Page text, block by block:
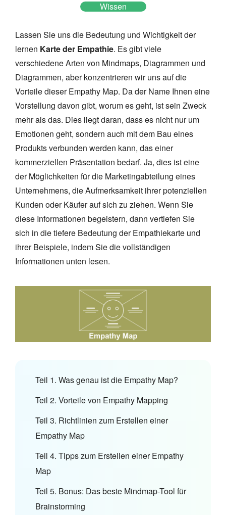
Wissen
Lassen Sie uns die Bedeutung und Wichtigkeit der
lernen Karte der Empathie. Es gibt viele
verschiedene Arten von Mindmaps, Diagrammen und
Diagrammen, aber konzentrieren wir uns auf die
Vorteile dieser Empathy Map. Da der Name Ihnen eine
Vorstellung davon gibt, worum es geht, ist sein Zweck
mehr als das. Dies liegt daran, dass es nicht nur um
Emotionen geht, sondern auch mit dem Bau eines
Produkts verbunden werden kann, das einer
kommerziellen Präsentation bedarf. Ja, dies ist eine
der Möglichkeiten für die Marketingabteilung eines
Unternehmens, die Aufmerksamkeit ihrer potenziellen
Kunden oder Käufer auf sich zu ziehen. Wenn Sie
diese Informationen begeistern, dann vertiefen Sie
sich in die tiefere Bedeutung der Empathiekarte und
ihrer Beispiele, indem Sie die vollständigen
Informationen unten lesen.
Teil 1. Was genau ist die Empathy Map?
Teil 2. Vorteile von Empathy Mapping
Teil 3. Richtlinien zum Erstellen einer
Empathy Map
Teil 4. Tipps zum Erstellen einer Empathy
Map
Teil 5. Bonus: Das beste Mindmap-Tool für
Brainstorming